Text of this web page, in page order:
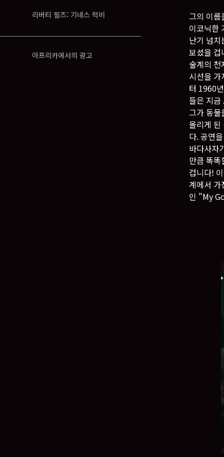
리버티 필즈: 기네스 럭비
아프리카에서의 광고
그의 이
이코닉한
난기 넘
보셨을
술계의
시선을
터 1960
들은 지
그가 동
올리게
다. 공연
바다사자
만큼 똑
겁니다!
계에서 가
인 "My